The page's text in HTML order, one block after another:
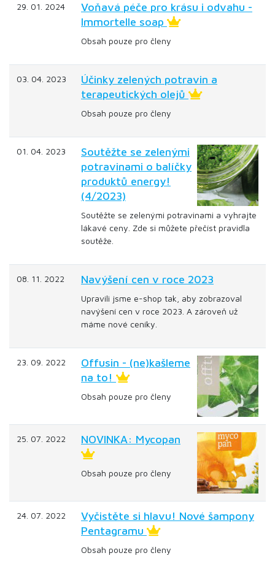
29. 01. 2024
Voňavá péče pro krásu i odvahu -
Immortelle soap
Obsah pouze pro členy
03. 04. 2023
Účinky zelených potravin a
terapeutických olejů
Obsah pouze pro členy
01. 04. 2023
Soutěžte se zelenými
potravinami o balíčky
produktů energy!
(4/2023)
Soutěžte se zelenými potravinami a vyhrajte
lákavé ceny. Zde si můžete přečíst pravidla
soutěže.
08. 11. 2022 Navýšení cen v roce 2023
Upravili jsme e-shop tak, aby zobrazoval
navýšení cen v roce 2023. A zároveň už
máme nové ceníky.
23. 09. 2022
Offusin - (ne)kašleme
na to!
Obsah pouze pro členy
25. 07. 2022 NOVINKA: Mycopan
Obsah pouze pro členy
24. 07. 2022
Vyčistěte si hlavu! Nové šampony
Pentagramu
Obsah pouze pro členy